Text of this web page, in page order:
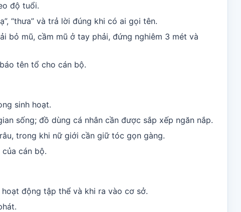
độ tuổi.
“thưa” và trả lời đúng khi có ai gọi tên.
bỏ mũ, cầm mũ ở tay phải, đứng nghiêm 3 mét và
tên tổ cho cán bộ.
sinh hoạt.
sống; đồ dùng cá nhân cần được sắp xếp ngăn nắp.
trong khi nữ giới cần giữ tóc gọn gàng.
cán bộ.
động tập thể và khi ra vào cơ sở.